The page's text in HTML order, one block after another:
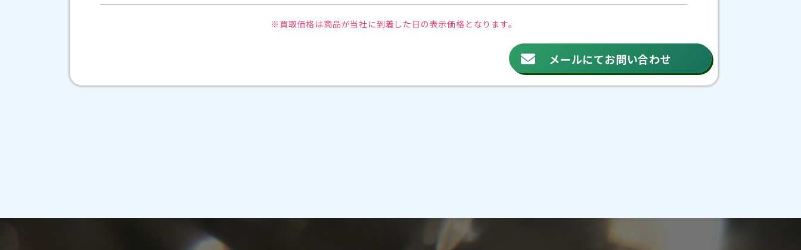
※買取価格は商品が当社に到着した日の表示価格となります。
メールにてお問い合わせ